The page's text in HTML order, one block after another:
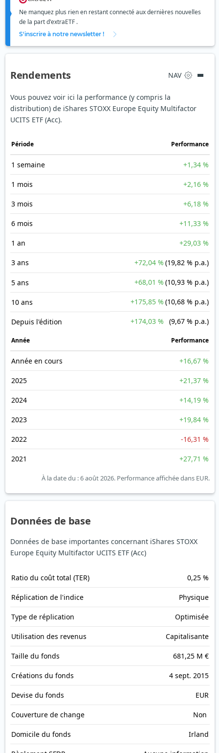
Ne manquez plus rien en restant connecté aux dernières nouvelles
de la part d'extraETF .
S'inscrire à notre newsletter !
Rendements NAV
Vous pouvez voir ici la performance (y compris la
distribution) de iShares STOXX Europe Equity Multifactor
UCITS ETF (Acc).
Période Performance
1 semaine +1,34 %
1 mois +2,16 %
3 mois +6,18 %
6 mois +11,33 %
1 an +29,03 %
3 ans +72,04 % (19,82 % p.a.)
5 ans +68,01 % (10,93 % p.a.)
10 ans +175,85 % (10,68 % p.a.)
Depuis l'édition +174,03 % (9,67 % p.a.)
Année Performance
Année en cours +16,67 %
2025 +21,37 %
2024 +14,19 %
2023 +19,84 %
2022 -16,31 %
2021 +27,71 %
À la date du : 6 août 2026. Performance affichée dans EUR.
Données de base
Données de base importantes concernant iShares STOXX
Europe Equity Multifactor UCITS ETF (Acc)
Ratio du coût total (TER) 0,25 %
Réplication de l'indice Physique
Type de réplication Optimisée
Utilisation des revenus Capitalisante
Taille du fonds 681,25 M €
Créations du fonds 4 sept. 2015
Devise du fonds EUR
Couverture de change Non
Domicile du fonds Irland